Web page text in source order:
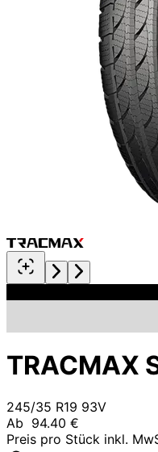
TRACMAX
245/35 R19 93V
Ab 94.40 €
Preis pro Stück inkl.